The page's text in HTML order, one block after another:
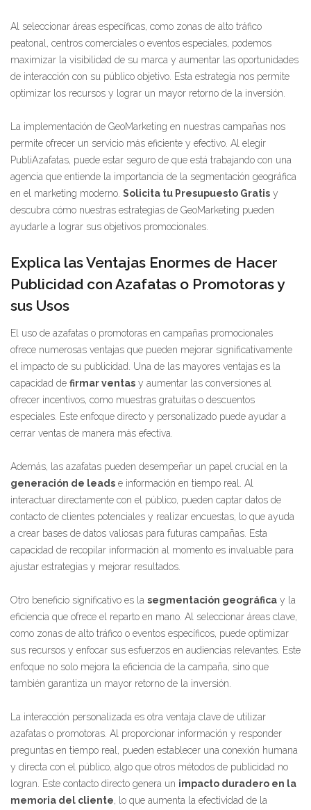
Al seleccionar áreas específicas, como zonas de alto tráfico
peatonal, centros comerciales o eventos especiales, podemos
maximizar la visibilidad de su marca y aumentar las oportunidades
de interacción con su público objetivo. Esta estrategia nos permite
optimizar los recursos y lograr un mayor retorno de la inversión.
La implementación de GeoMarketing en nuestras campañas nos
permite ofrecer un servicio más eficiente y efectivo. Al elegir
PubliAzafatas, puede estar seguro de que está trabajando con una
agencia que entiende la importancia de la segmentación geográfica
en el marketing moderno. Solicita tu Presupuesto Gratis y
descubra cómo nuestras estrategias de GeoMarketing pueden
ayudarle a lograr sus objetivos promocionales.
Explica las Ventajas Enormes de Hacer
Publicidad con Azafatas o Promotoras y
sus Usos
El uso de azafatas o promotoras en campañas promocionales
ofrece numerosas ventajas que pueden mejorar significativamente
el impacto de su publicidad. Una de las mayores ventajas es la
capacidad de firmar ventas y aumentar las conversiones al
ofrecer incentivos, como muestras gratuitas o descuentos
especiales. Este enfoque directo y personalizado puede ayudar a
cerrar ventas de manera más efectiva.
Además, las azafatas pueden desempeñar un papel crucial en la
generación de leads e información en tiempo real. Al
interactuar directamente con el público, pueden captar datos de
contacto de clientes potenciales y realizar encuestas, lo que ayuda
a crear bases de datos valiosas para futuras campañas. Esta
capacidad de recopilar información al momento es invaluable para
ajustar estrategias y mejorar resultados.
Otro beneficio significativo es la segmentación geográfica y la
eficiencia que ofrece el reparto en mano. Al seleccionar áreas clave,
como zonas de alto tráfico o eventos específicos, puede optimizar
sus recursos y enfocar sus esfuerzos en audiencias relevantes. Este
enfoque no solo mejora la eficiencia de la campaña, sino que
también garantiza un mayor retorno de la inversión.
La interacción personalizada es otra ventaja clave de utilizar
azafatas o promotoras. Al proporcionar información y responder
preguntas en tiempo real, pueden establecer una conexión humana
y directa con el público, algo que otros métodos de publicidad no
logran. Este contacto directo genera un impacto duradero en la
memoria del cliente , lo que aumenta la efectividad de la